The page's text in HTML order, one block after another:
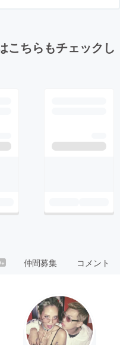
こちらもチェックし
仲間募集 コメント